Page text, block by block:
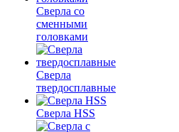
Сверла со
сменными
головками
Сверла
твердосплавные
Сверла HSS